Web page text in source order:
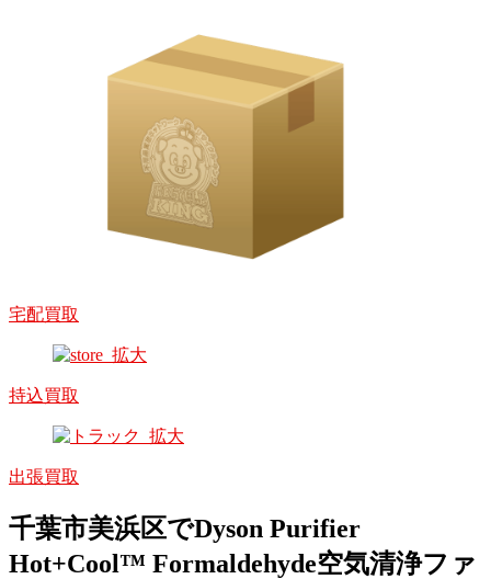
宅配買取
持込買取
出張買取
千葉市美浜区でDyson Purifier
Hot+Cool™ Formaldehyde空気清浄ファ